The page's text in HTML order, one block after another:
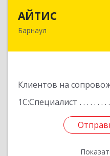
АЙТИС
Барнаул
Клиентов на
1С:Специалист
656067, Алтайский